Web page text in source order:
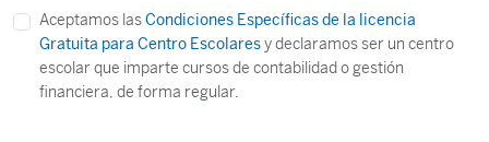
Aceptamos lasCondiciones Específicas de la licencia
Gratuita para Centro Escolaresy declaramos ser un centro
escolar que imparte cursos de contabilidad o gestión
financiera, de forma regular.